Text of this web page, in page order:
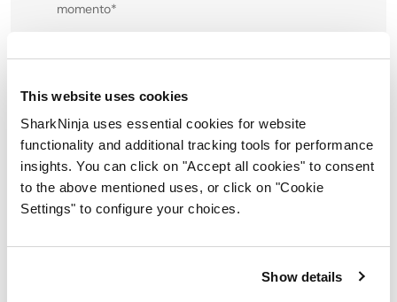
This website uses cookies
SharkNinja uses essential cookies for website
functionality and additional tracking tools for performance
insights. You can click on "Accept all cookies" to consent
to the above mentioned uses, or click on "Cookie
Settings" to configure your choices.
Show details
momento*
protegemos su información personal, visite nuestra política
Registrarse
Síguenos: